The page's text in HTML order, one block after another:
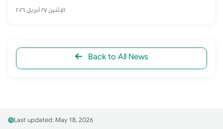
الإثنين ٢٧ أبريل ٢٠٢٦
Back to All News
Last updated: May 18, 2026